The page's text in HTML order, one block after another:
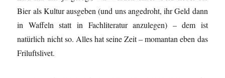
Bier als Kultur ausgeben (und uns angedroht, ihr Geld dann
in Waffeln statt in Fachliteratur anzulegen) – dem ist
natürlich nicht so. Alles hat seine Zeit – momantan eben das
Friluftslivet.